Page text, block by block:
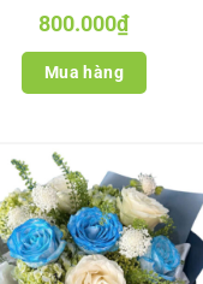
800.000₫
Mua hàng